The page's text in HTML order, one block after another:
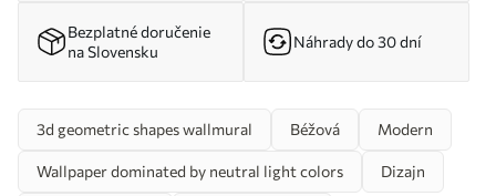
Bezplatné doručenie
na Slovensku
Náhrady do 30 dní
3d geometric shapes wallmural Béžová Modern
Wallpaper dominated by neutral light colors Dizajn